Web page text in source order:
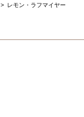
> レモン・ラフマイヤー